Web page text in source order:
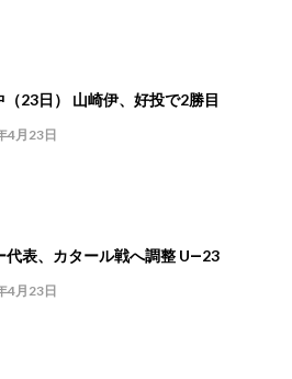
23日） 山崎伊、好投で2勝目
4月23日
代表、カタール戦へ調整 U―23
4月23日